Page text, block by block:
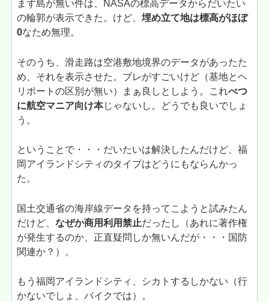
まず島が無い件は、NASAの標高データからだいたい
の輪郭が表示できた。けど、埋め立て地は標高がほぼ
0なため無理。
そのうち、滑走路は空港敷地境界のデータがあったた
め、それを表示させた。ブレがすごいけど（基地とヘ
リポートの区別が無い）まぁ良しとしよう。これべつ
に航空マニア向け本じゃないし。どうでも良いでしょ
う。
ということで・・・だいたいは解決したんだけど、福
岡アイランドシティのタイプはどうにもならんかっ
た。
国土交通省の海岸線データを持ってこようと試みたん
だけど、なぜか商用利用禁止だったし（あれに著作権
が発生するのか、正直疑問しか無いんだが・・・国防
関連か？）。
もう福岡アイランドシティ、シカトするしかない（行
かないでしょ、バイクでは）。